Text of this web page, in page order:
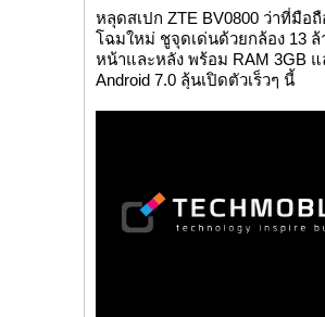
หลุดสเปก ZTE BV0800 ว่าที่มือ
โฉมใหม่ ชูจุดเด่นด้วยกล้อง 13 ล้
หน้าและหลัง พร้อม RAM 3GB แ
Android 7.0 ลุ้นเปิดตัวเร็วๆ นี้